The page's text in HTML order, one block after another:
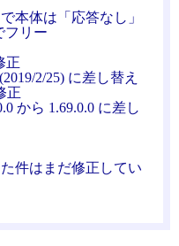
体は「応答なし」
フリー
正
2/25) に差し替え
正
から 1.69.0.0 に差し
件はまだ修正してい